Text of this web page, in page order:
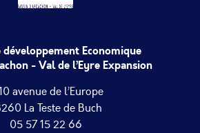
développement Economique
- Val de l’Eyre Expansion
avenue de l’Europe
La Teste de Buch
05 57 15 22 66